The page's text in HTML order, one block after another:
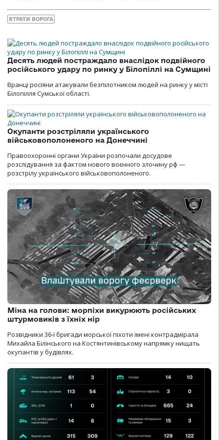
ВТРАТИ ВОРОГА
Десять людей постраждало внаслідок подвійного
російського удару по ринку у Білопіллі на Сумщині
Вранці росіяни атакували безпілотником людей на ринку у місті
Білопілля Сумської області.
Окупанти розстріляли українського
військовополоненого на Донеччині
Правоохоронні органи України розпочали досудове
розслідування за фактом нового воєнного злочину рф —
розстрілу українського військовополоненого.
Міна на голови: морпіхи викурюють російських
штурмовиків з їхніх нір
Розвідники 36-ї бригади морської піхоти імені контрадмірала
Михайла Білінського на Костянтинівському напрямку нищать
окупантів у будівлях.